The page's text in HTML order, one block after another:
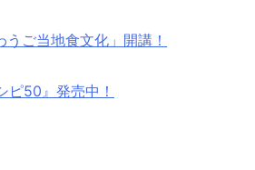
ご当地食文化」開講！
ピ50』発売中！